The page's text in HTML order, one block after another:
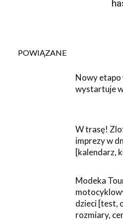
POWIĄZANE
Nowy etapo
wystartuje
W trasę!
imprezy w
[kalendarz,
Modeka
dzieci [test,
rozmiary,